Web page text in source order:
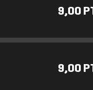
9,00
9,00